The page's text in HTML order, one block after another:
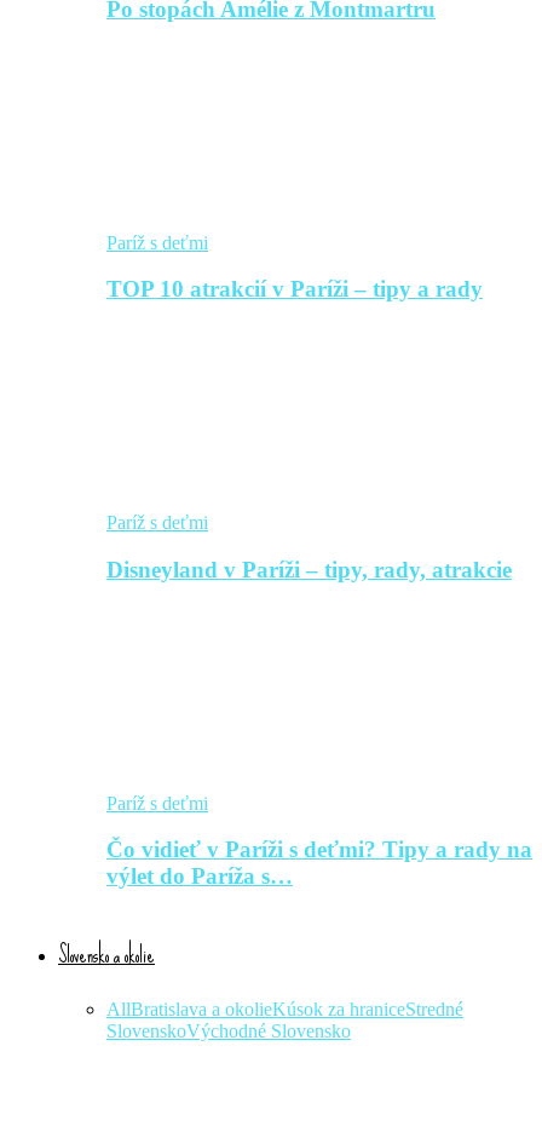
Po stopách Amélie z Montmartru
Paríž s deťmi
TOP 10 atrakcií v Paríži – tipy a rady
Paríž s deťmi
Disneyland v Paríži – tipy, rady, atrakcie
Paríž s deťmi
Čo vidieť v Paríži s deťmi? Tipy a rady na
výlet do Paríža s…
Slovensko a okolie
AllBratislava a okolieKúsok za hraniceStredné
SlovenskoVýchodné Slovensko